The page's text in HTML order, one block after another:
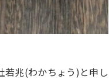
若兆(わかちょう)と申し